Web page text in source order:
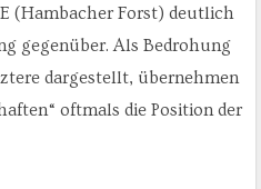
(Hambacher Forst) deutlich
gegenüber. Als Bedrohung
dargestellt, übernehmen
oftmals die Position der